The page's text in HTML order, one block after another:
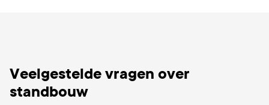
Veelgestelde vragen over
standbouw